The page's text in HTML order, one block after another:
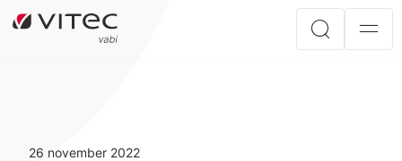
26 november 2022